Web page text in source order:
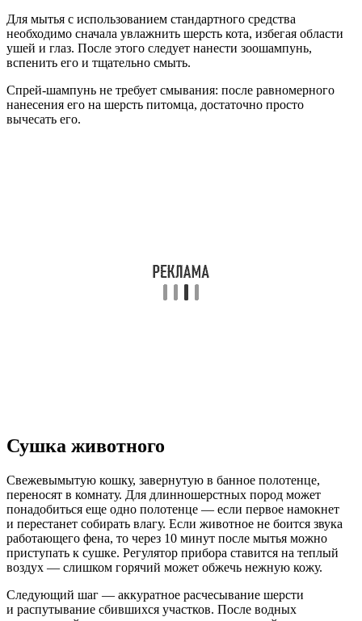
Для мытья с использованием стандартного средства
необходимо сначала увлажнить шерсть кота, избегая области
ушей и глаз. После этого следует нанести зоошампунь,
вспенить его и тщательно смыть.
Спрей-шампунь не требует смывания: после равномерного
нанесения его на шерсть питомца, достаточно просто
вычесать его.
Сушка животного
Свежевымытую кошку, завернутую в банное полотенце,
переносят в комнату. Для длинношерстных пород может
понадобиться еще одно полотенце — если первое намокнет
и перестанет собирать влагу. Если животное не боится звука
работающего фена, то через 10 минут после мытья можно
приступать к сушке. Регулятор прибора ставится на теплый
воздух — слишком горячий может обжечь нежную кожу.
Следующий шаг — аккуратное расчесывание шерсти
и распутывание сбившихся участков. После водных